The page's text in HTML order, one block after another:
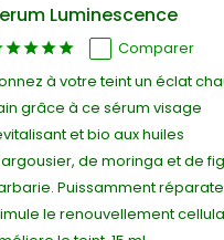
Luminescence
Comparer
à votre teint un éclat
grâce à ce sérum visage
et bio aux huiles
de moringa et de
Puissamment
le renouvellement